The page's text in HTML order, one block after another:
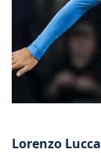
Lorenzo Lucca